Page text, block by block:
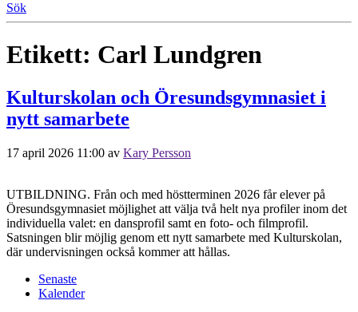
Sök
Etikett: Carl Lundgren
Kulturskolan och Öresundsgymnasiet i
nytt samarbete
17 april 2026 11:00 av Kary Persson
UTBILDNING. Från och med höstterminen 2026 får elever på
Öresundsgymnasiet möjlighet att välja två helt nya profiler inom det
individuella valet: en dansprofil samt en foto- och filmprofil.
Satsningen blir möjlig genom ett nytt samarbete med Kulturskolan,
där undervisningen också kommer att hållas.
Senaste
Kalender